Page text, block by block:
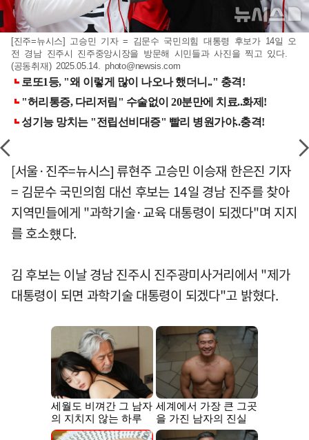
[진주=뉴시스] 고승민 기자 = 김문수 국민의힘 대통령 후보가 14일 오
전 경남 진주시 진주중앙시장을 방문해 시민들과 사진을 찍고 있다.
(공동취재) 2025.05.14.photo@newsis.com
[서울·진주=뉴시스] 류현주 고승민 이승재 한은진 기자
= 김문수 국민의힘 대선 후보는 14일 경남 진주를 찾아
지역민들에게 "과학기술·교육 대통령이 되겠다"며 지지
를 호소헀다.
김 후보는 이날 경남 진주시 진주광미사거리에서 "제가
대통령이 되면 과학기술 대통령이 되겠다"고 밝혔다.